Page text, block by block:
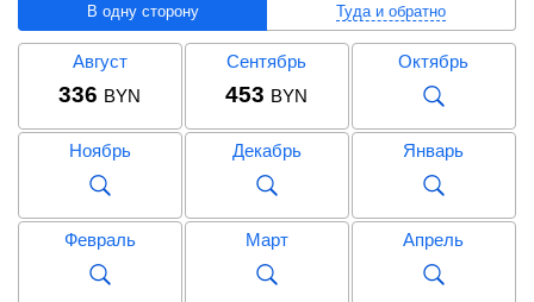
В одну сторону Туда и обратно
Август
336 BYN
Сентябрь
453 BYN
Октябрь
Ноябрь Декабрь Январь
Февраль Март Апрель